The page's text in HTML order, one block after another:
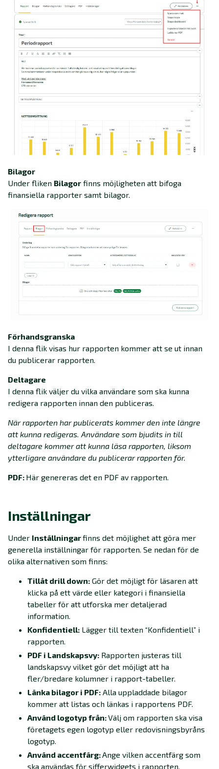
Bilagor
Under fliken Bilagor finns möjligheten att bifoga
finansiella rapporter samt bilagor.
Förhandsgranska
I denna flik visas hur rapporten kommer att se ut innan
du publicerar rapporten.
Deltagare
I denna flik väljer du vilka användare som ska kunna
redigera rapporten innan den publiceras.
När rapporten har publicerats kommer den inte längre
att kunna redigeras. Användare som bjudits in till
deltagare kommer att kunna läsa rapporten, liksom
ytterligare användare du publicerar rapporten för.
PDF: Här genereras det en PDF av rapporten.
Inställningar
Under Inställningarfinns det möjlighet att göra mer
generella inställningar för rapporten. Se nedan för de
olika alternativen som finns:
Tillåt drill down: Gör det möjligt för läsaren att
klicka på ett värde eller kategori i finansiella
tabeller för att utforska mer detaljerad
information.
Konfidentiell: Lägger till texten “Konfidentiell” i
rapporten.
PDF i Landskapsvy: Rapporten justeras till
landskapsvy vilket gör det möjligt att ha
fler/bredare kolumner i rapport-tabeller.
Länka bilagor i PDF: Alla uppladdade bilagor
kommer att listas och länkas i rapportens PDF.
Använd logotyp från:Välj om rapporten ska visa
företagets egen logotyp eller redovisningsbyråns
logotyp.
Använd accentfärg:Ange vilken accentfärg som
ska användas för sifferwidgets i rapporten.